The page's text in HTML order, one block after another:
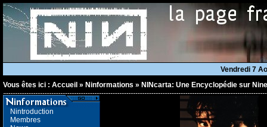
Vendredi 7
Vous êtes ici : Accueil » Ninformations » NINcarta: Une Encyclopédie sur
Nintroduction
Membres